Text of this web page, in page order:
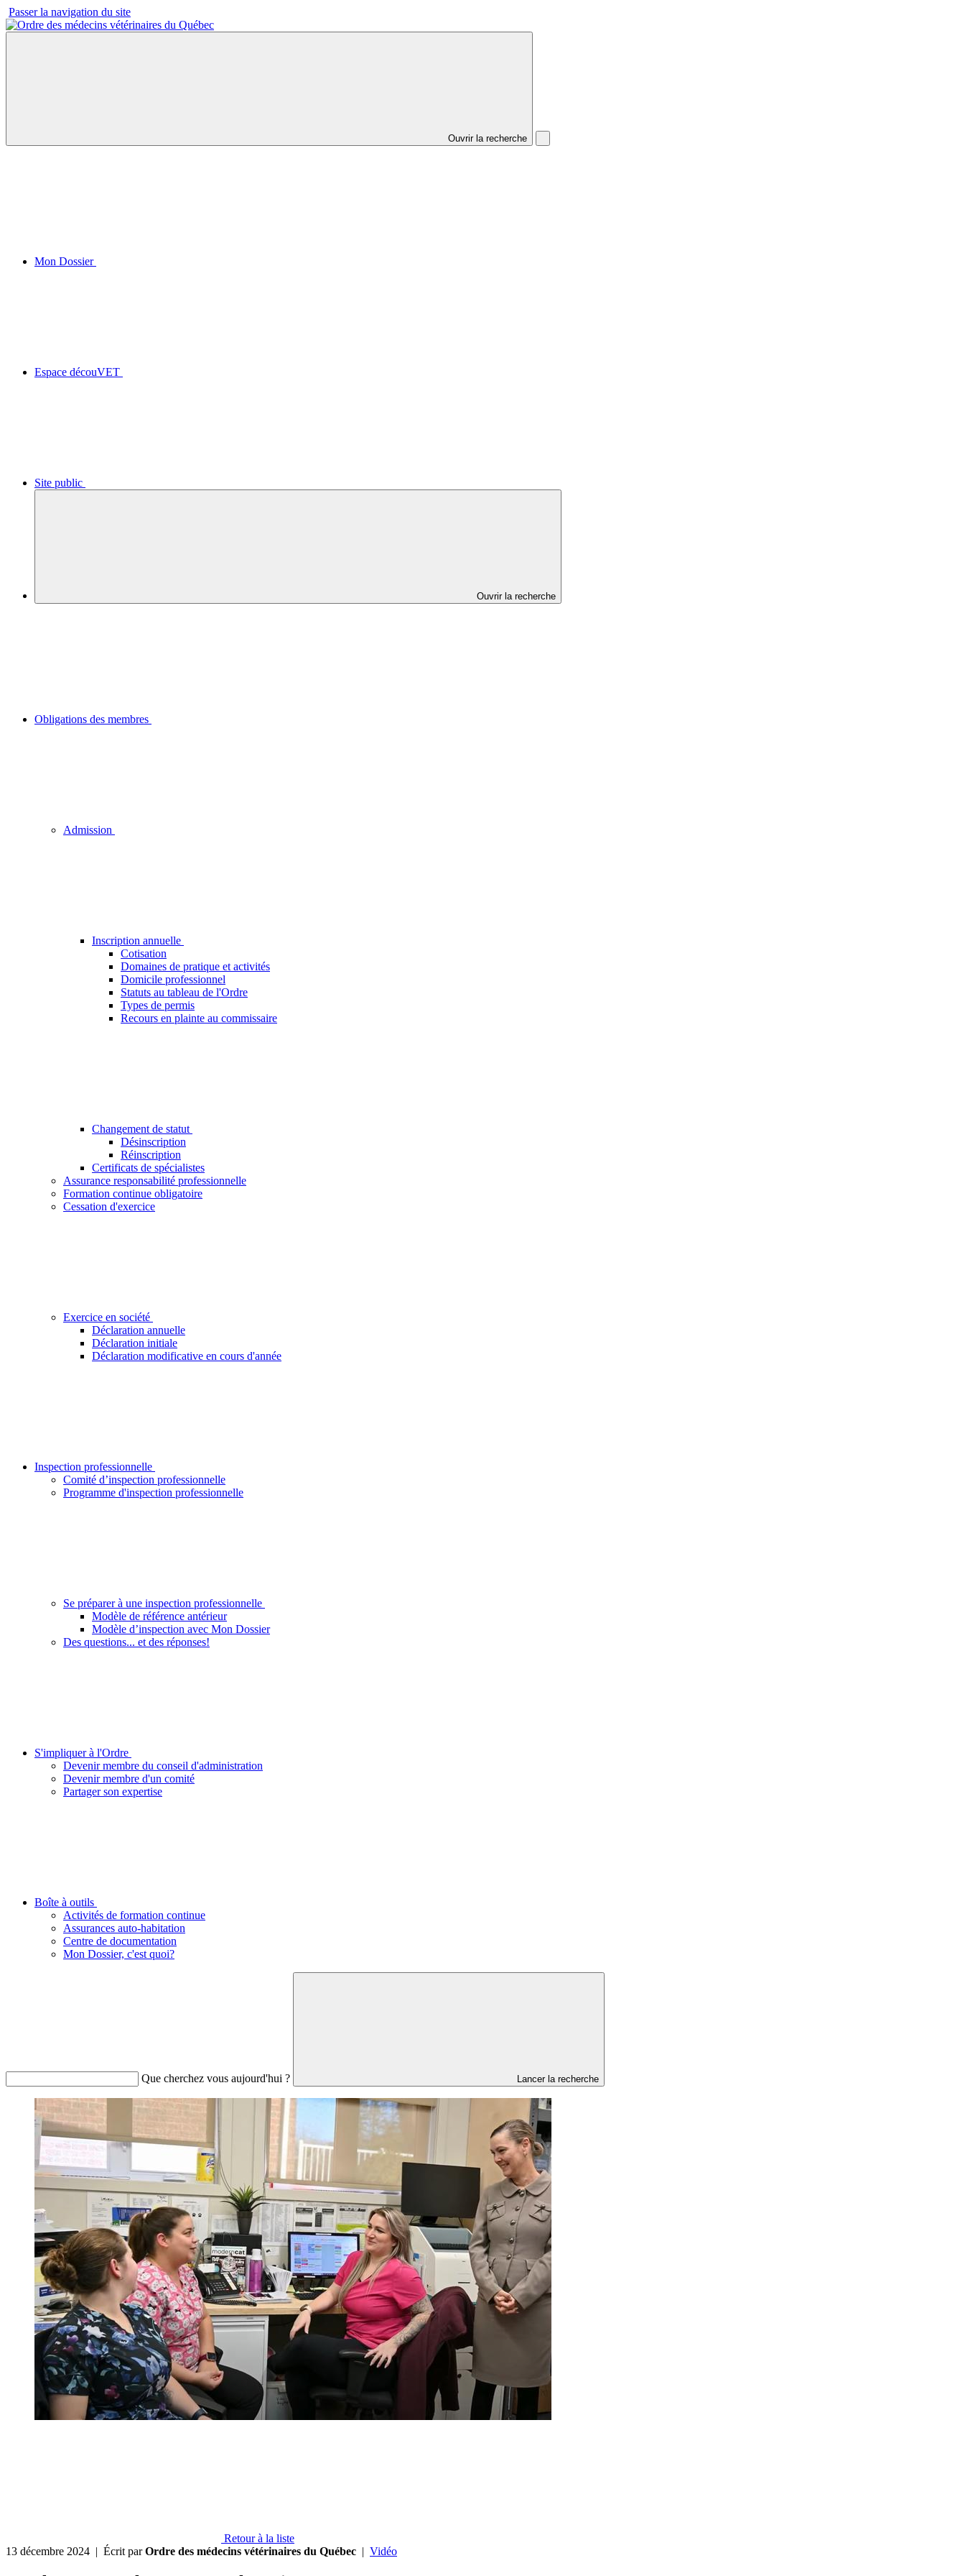
Passer la navigation du site
Ouvrir la recherche
Mon Dossier
Espace découVET
Site public
Ouvrir la recherche
Obligations des membres
Admission
Inscription annuelle
Cotisation
Domaines de pratique et activités
Domicile professionnel
Statuts au tableau de l'Ordre
Types de permis
Recours en plainte au commissaire
Changement de statut
Désinscription
Réinscription
Certificats de spécialistes
Assurance responsabilité professionnelle
Formation continue obligatoire
Cessation d'exercice
Exercice en société
Déclaration annuelle
Déclaration initiale
Déclaration modificative en cours d'année
Inspection professionnelle
Comité d’inspection professionnelle
Programme d'inspection professionnelle
Se préparer à une inspection professionnelle
Modèle de référence antérieur
Modèle d’inspection avec Mon Dossier
Des questions... et des réponses!
S'impliquer à l'Ordre
Devenir membre du conseil d'administration
Devenir membre d'un comité
Partager son expertise
Boîte à outils
Activités de formation continue
Assurances auto-habitation
Centre de documentation
Mon Dossier, c'est quoi?
Que cherchez vous aujourd'hui ? Lancer la recherche
Retour à la liste
13 décembre 2024 | Écrit parOrdre des médecins vétérinaires du Québec | Vidéo